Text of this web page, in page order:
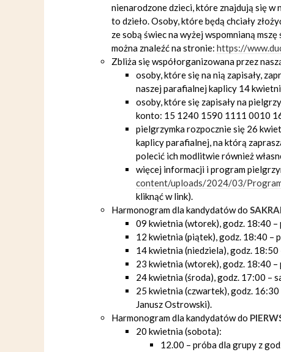
nienarodzone dzieci, które znajdują się w
to dzieło. Osoby, które będą chciały
ze sobą świec na wyżej wspomnianą
można znaleźć na stronie: https://
Zbliża się współorganizowana przez
osoby, które się na nią zapisały,
naszej parafialnej kaplicy 14
osoby, które się zapisały na
konto: 15 1240 1590 1111 0010
pielgrzymka rozpocznie się 26
kaplicy parafialnej, na którą
polecić ich modlitwie również
więcej informacji i program
content/uploads/2024/03/
kliknąć w link).
Harmonogram dla kandydatów do
09 kwietnia (wtorek), godz. 18:40 –
12 kwietnia (piątek), godz. 18:40 –
14 kwietnia (niedziela), godz. 18:50
23 kwietnia (wtorek), godz. 18:40 –
24 kwietnia (środa), godz. 17:00 –
25 kwietnia (czwartek), godz. 16:30
Janusz Ostrowski).
Harmonogram dla kandydatów do
20 kwietnia (sobota):
12.00 – próba dla grupy z